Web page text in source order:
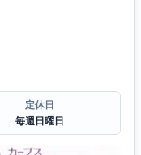
定休日
毎週日曜日